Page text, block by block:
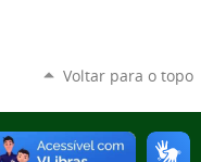
Voltar para o topo